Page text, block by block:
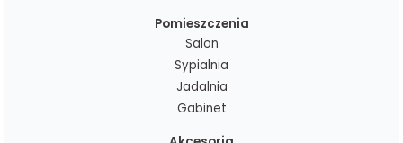
Pomieszczenia
Salon
Sypialnia
Jadalnia
Gabinet